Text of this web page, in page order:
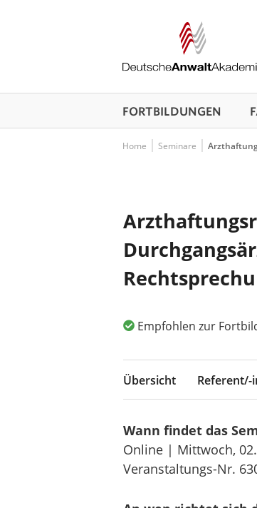
FORTBILDUNGEN
Home Seminare
Empfohlen zur
Übersicht Referent/-
Wann findet das
Online | Mittwoch,
Veranstaltungs-Nr.